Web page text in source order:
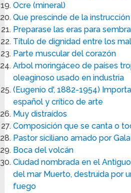
Ocre (mineral)
Que prescinde de la
Preparase las eras para
Título de dignidad entre los
Parte muscular del corazón
Arbol moringáceo de países
oleaginoso usado en industria
(Eugenio d', 1882-1954)
español y crítico de arte
Muy distraídos
Composición que se canta o
Pastor siciliano amado por
Boca del volcán
Ciudad nombrada en el
del mar Muerto, destruida por
fuego